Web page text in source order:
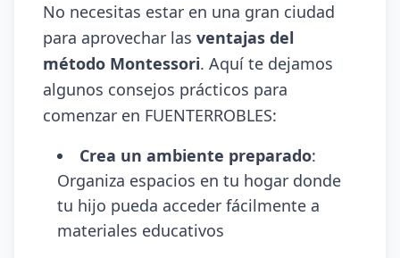
No necesitas estar en una gran ciudad
para aprovechar las ventajas del
método Montessori. Aquí te dejamos
algunos consejos prácticos para
comenzar en FUENTERROBLES:
Crea un ambiente preparado:
Organiza espacios en tu hogar donde
tu hijo pueda acceder fácilmente a
materiales educativos